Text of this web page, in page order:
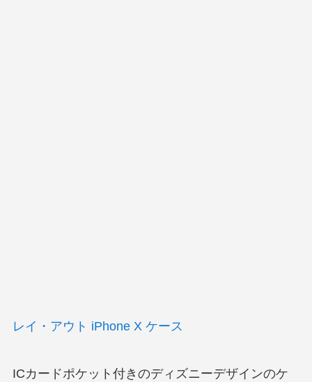
レイ・アウト iPhone X ケース
ICカードポケット付きのディズニーデザインのケ